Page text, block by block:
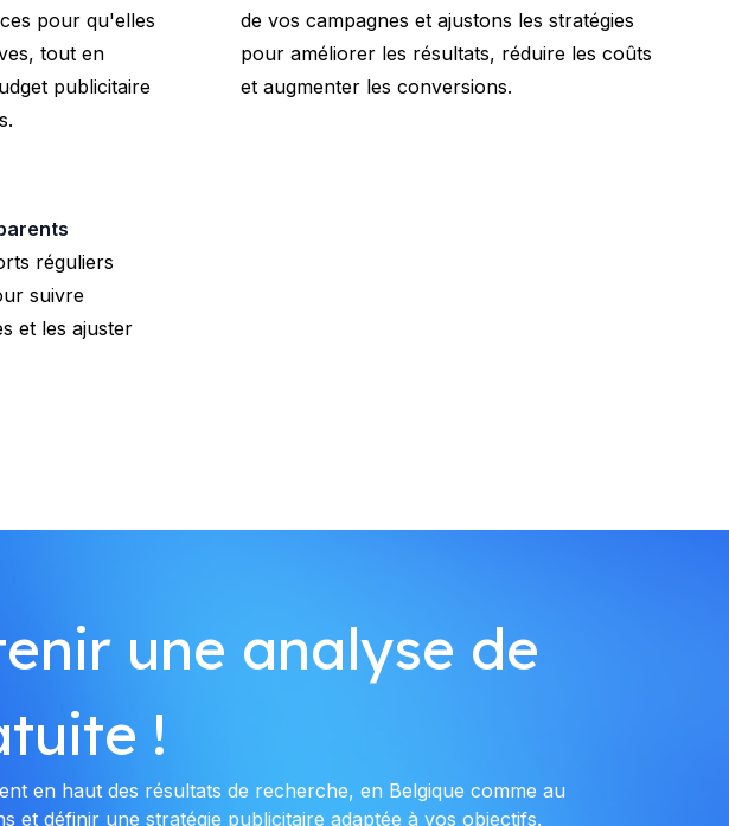
pour qu'elles
tout en
publicitaire
de vos campagnes et ajustons les stratégies
pour améliorer les résultats, réduire les coûts
et augmenter les conversions.
réguliers
suivre
et les ajuster
une analyse de
!
en haut des résultats de recherche, en Belgique comme au
et définir une stratégie publicitaire adaptée à vos objectifs.